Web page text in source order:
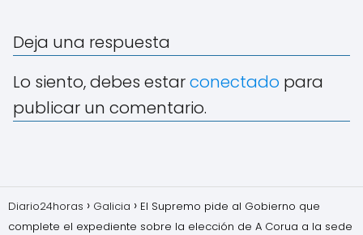
Deja una respuesta
Lo siento, debes estarconectado para
publicar un comentario.
Diario24horas Galicia
El Supremo pide al Gobierno que
complete el expediente sobre la elección de A Corua a la sede